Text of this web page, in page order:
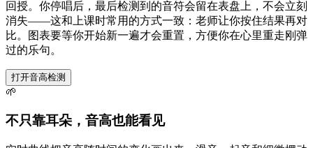
回授。你停唱后，最后检测到的音符会留在表盘上，不会立刻
消失——这和上课时常用的方式一致：老师让你按住结果再对
比。图表要等你开始新一遍才会重置，方便你在心里重走刚弹
过的乐句。
打开音高检测
🌱
不只靠耳朵，音高也能看见